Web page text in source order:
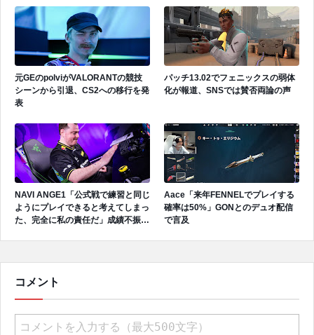
元GEのpolviがVALORANTの競技
シーンから引退、CS2への移行を発
表
パッチ13.02でフェニックスの弱体
化が報道、SNSでは賛否両論の声
NAVI ANGE1「公式戦で練習と同じ
ようにプレイできると考えてしまっ
た、完全に私の責任だ」成績不振を
Aace「来年FENNELでプレイする
確率は50%」GONとのデュオ配信
で言及
コメント